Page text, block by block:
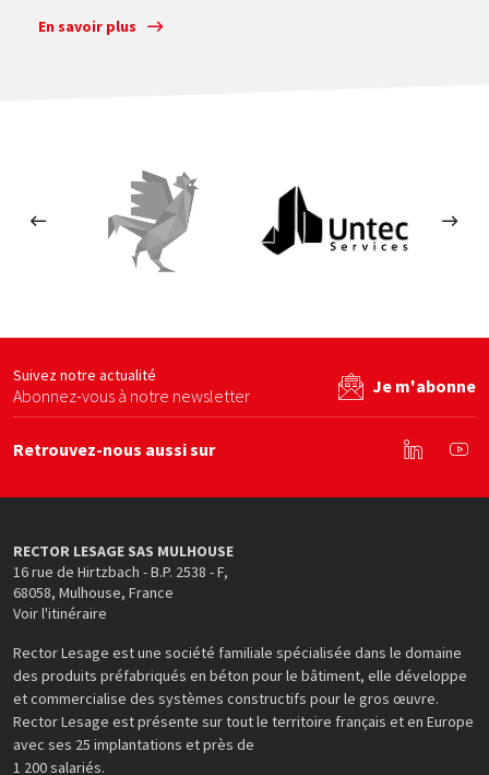
En savoir plus
Suivez notre actualité
Abonnez-vous à notre newsletter Je m'abonne
Retrouvez-nous aussi sur
Linkedin
RECTOR LESAGE SAS MULHOUSE
16 rue de Hirtzbach - B.P. 2538 - F,
68058, Mulhouse, France
Voir l'itinéraire
Rector Lesage est une société familiale spécialisée dans le domaine
des produits préfabriqués en béton pour le bâtiment, elle développe
et commercialise des systèmes constructifs pour le gros œuvre.
Rector Lesage est présente sur tout le territoire français et en Europe
avec ses 25 implantations et près de
1 200 salariés.